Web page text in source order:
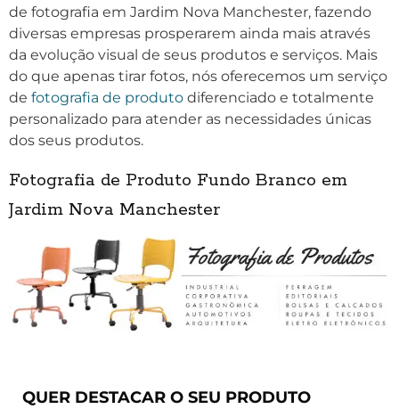
de fotografia em Jardim Nova Manchester, fazendo
diversas empresas prosperarem ainda mais através
da evolução visual de seus produtos e serviços. Mais
do que apenas tirar fotos, nós oferecemos um serviço
de fotografia de produto diferenciado e totalmente
personalizado para atender as necessidades únicas
dos seus produtos.
Fotografia de Produto Fundo Branco em
Jardim Nova Manchester
QUER DESTACAR O SEU PRODUTO